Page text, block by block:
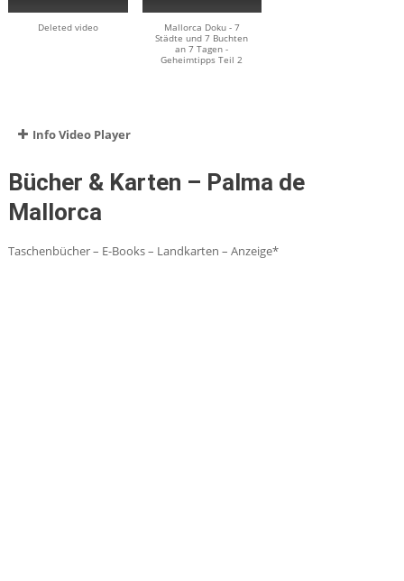
Deleted video
Mallorca Doku - 7
Städte und 7 Buchten
an 7 Tagen -
Geheimtipps Teil 2
Info Video Player
Bücher & Karten – Palma de
Mallorca
Taschenbücher – E-Books – Landkarten – Anzeige*